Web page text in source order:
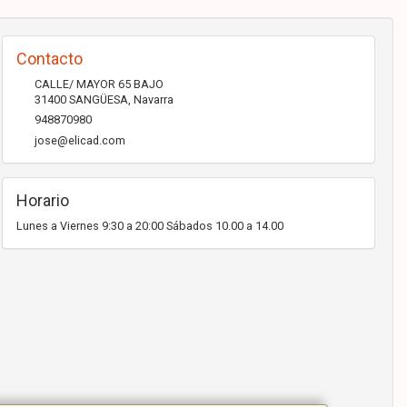
Contacto
CALLE/ MAYOR 65 BAJO
31400 SANGÜESA, Navarra
948870980
jose@elicad.com
Horario
Lunes a Viernes 9:30 a 20:00 Sábados 10.00 a 14.00